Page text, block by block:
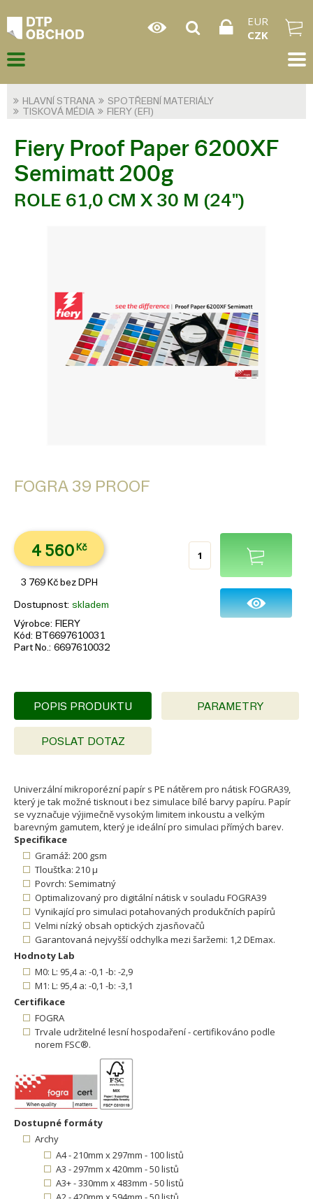
EUR
CZK
HLAVNÍ STRANA
SPOTŘEBNÍ MATERIÁLY
TISKOVÁ MÉDIA
FIERY (EFI)
Fiery Proof Paper 6200XF
Semimatt 200g
ROLE 61,0 CM X 30 M (24")
FOGRA 39 PROOF
4 560 Kč
3 769 Kč bez DPH
Dostupnost skladem
Výrobce
FIERY
Kód
BT6697610031
Part No. 6697610032
POPIS PRODUKTU PARAMETRY
POSLAT DOTAZ
Univerzální mikroporézní papír s PE nátěrem pro nátisk FOGRA39,
který je tak možné tisknout i bez simulace bílé barvy papíru. Papír
se vyznačuje výjimečně vysokým limitem inkoustu a velkým
barevným gamutem, který je ideální pro simulaci přímých barev.
Specifikace
Gramáž: 200 gsm
Tloušťka: 210 µ
Povrch: Semimatný
Optimalizovaný pro digitální nátisk v souladu FOGRA39
Vynikající pro simulaci potahovaných produkčních papírů
Velmi nízký obsah optických zjasňovačů
Garantovaná nejvyšší odchylka mezi šaržemi: 1,2 DEmax.
Hodnoty Lab
M0: L: 95,4 a: -0,1 -b: -2,9
M1: L: 95,4 a: -0,1 -b: -3,1
Certifikace
FOGRA
Trvale udržitelné lesní hospodaření - certifikováno podle
norem FSC®.
Dostupné formáty
Archy
A4 - 210mm x 297mm - 100 listů
A3 - 297mm x 420mm - 50 listů
A3+ - 330mm x 483mm - 50 listů